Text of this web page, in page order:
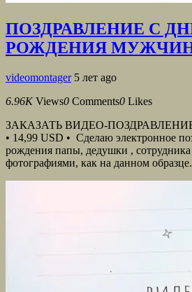
ПОЗДРАВЛЕНИЕ С
РОЖДЕНИЯ
videomontager 5 лет ago
6.96K Views0 Comments0 Likes
ЗАКАЗАТЬ ВИДЕО-
• 14,99 USD • Сделаю электронное
рождения папы, дедушки ,
фотографиями, как на данном